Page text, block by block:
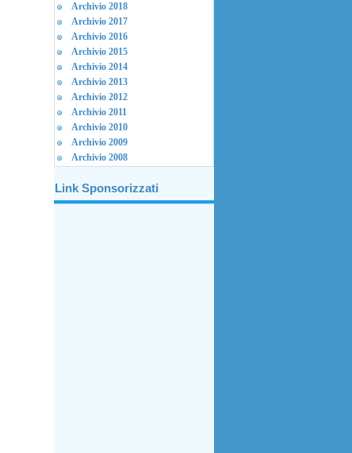
Archivio 2018
Archivio 2017
Archivio 2016
Archivio 2015
Archivio 2014
Archivio 2013
Archivio 2012
Archivio 2011
Archivio 2010
Archivio 2009
Archivio 2008
Link Sponsorizzati